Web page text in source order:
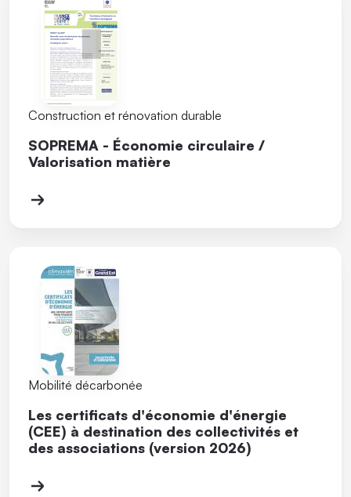
Construction et rénovation durable
SOPREMA - Économie circulaire /
Valorisation matière
Mobilité décarbonée
Les certificats d'économie d'énergie
(CEE) à destination des collectivités et
des associations (version 2026)